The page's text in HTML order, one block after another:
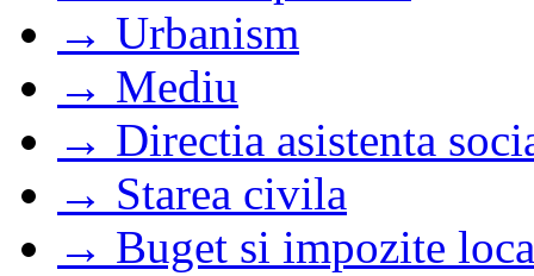
→ Urbanism
→ Mediu
→ Directia asistenta
→ Starea civila
→ Buget si impozite